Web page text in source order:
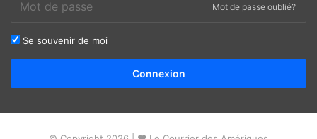
Mot de passe oublié?
Se souvenir de moi
Connexion